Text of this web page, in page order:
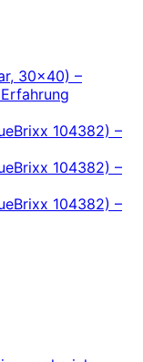
30×40) –
104382) –
104382) –
104382) –